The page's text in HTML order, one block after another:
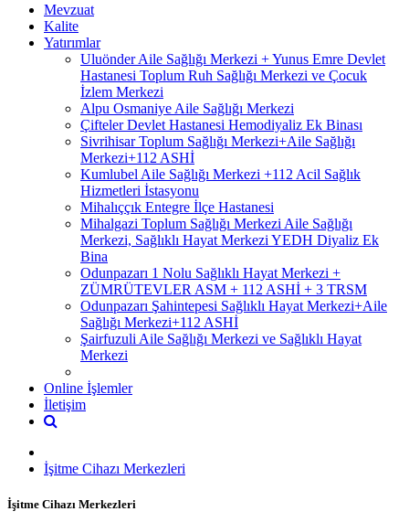
Mevzuat
Kalite
Yatırımlar
Uluönder Aile Sağlığı Merkezi + Yunus Emre Devlet
Hastanesi Toplum Ruh Sağlığı Merkezi ve Çocuk
İzlem Merkezi
Alpu Osmaniye Aile Sağlığı Merkezi
Çifteler Devlet Hastanesi Hemodiyaliz Ek Binası
Sivrihisar Toplum Sağlığı Merkezi+Aile Sağlığı
Merkezi+112 ASHİ
Kumlubel Aile Sağlığı Merkezi +112 Acil Sağlık
Hizmetleri İstasyonu
Mihalıççık Entegre İlçe Hastanesi
Mihalgazi Toplum Sağlığı Merkezi Aile Sağlığı
Merkezi, Sağlıklı Hayat Merkezi YEDH Diyaliz Ek
Bina
Odunpazarı 1 Nolu Sağlıklı Hayat Merkezi +
ZÜMRÜTEVLER ASM + 112 ASHİ + 3 TRSM
Odunpazarı Şahintepesi Sağlıklı Hayat Merkezi+Aile
Sağlığı Merkezi+112 ASHİ
Şairfuzuli Aile Sağlığı Merkezi ve Sağlıklı Hayat
Merkezi
Online İşlemler
İletişim
İşitme Cihazı Merkezleri
İşitme Cihazı Merkezleri